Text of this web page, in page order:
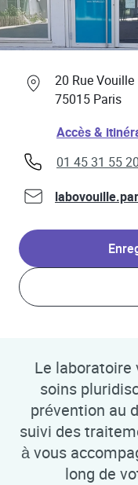
Professionnels de santé
20 Rue Vouille
75015 Paris
Link Opens in
Accès &
phone
01 45 31 55 20
Le laboratoire
soins
prévention au
suivi des
à vous
long de